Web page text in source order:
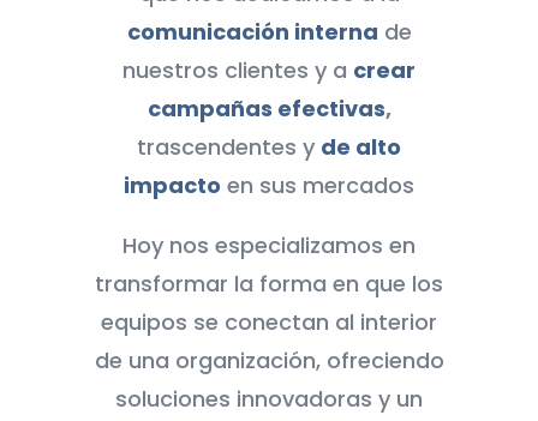
comunicación interna de
nuestros clientes y a crear
campañas efectivas,
trascendentes y de alto
impacto en sus mercados
Hoy nos especializamos en
transformar la forma en que los
equipos se conectan al interior
de una organización, ofreciendo
soluciones innovadoras y un